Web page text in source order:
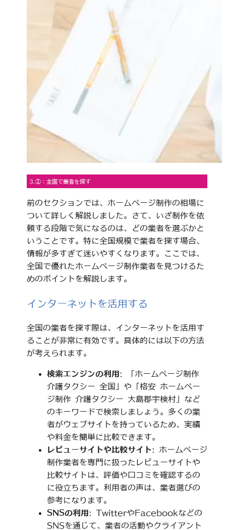
3.①：全国で業者を探す
前のセクションでは、ホームページ制作の相場に
ついて詳しく解説しました。さて、いざ制作を依
頼する段階で気になるのは、どの業者を選ぶかと
いうことです。特に全国規模で業者を探す場合、
情報が多すぎて迷いやすくなります。ここでは、
全国で優れたホームページ制作業者を見つけるた
めのポイントを解説します。
インターネットを活用する
全国の業者を探す際は、インターネットを活用す
ることが非常に有効です。具体的には以下の方法
が考えられます。
検索エンジンの利用 : 「ホームページ制作
介護タクシー 全国」や「格安 ホームペー
ジ制作 介護タクシー 大島郡宇検村」など
のキーワードで検索しましょう。多くの業
者がウェブサイトを持っているため、実績
や料金を簡単に比較できます。
レビューサイトや比較サイト: ホームページ
制作業者を専門に扱ったレビューサイトや
比較サイトは、評価や口コミを確認するの
に役立ちます。利用者の声は、業者選びの
参考になります。
SNSの利用 : TwitterやFacebookなどの
SNSを通じて、業者の活動やクライアント